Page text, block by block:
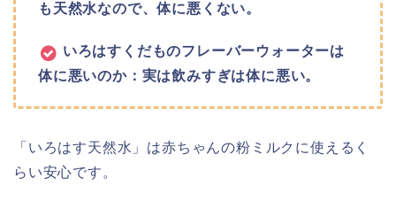
も天然水なので、体に悪くない。
いろはすくだものフレーバーウォーターは
体に悪いのか：実は飲みすぎは体に悪い。
「いろはす天然水」は赤ちゃんの粉ミルクに使えるく
らい安心です。